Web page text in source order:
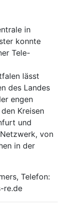
in
konnte
Tele-
lässt
des Landes
engen
Kreisen
und
von
in der
Telefon:
re.de